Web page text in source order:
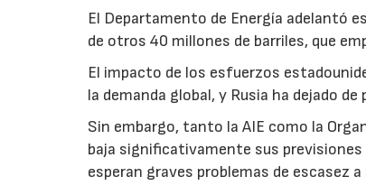
El Departamento de Energía adelantó
de otros 40 millones de barriles, que
El impacto de los esfuerzos
la demanda global, y Rusia ha dejado
Sin embargo, tanto la AIE como la
baja significativamente sus previsiones
esperan graves problemas de escasez